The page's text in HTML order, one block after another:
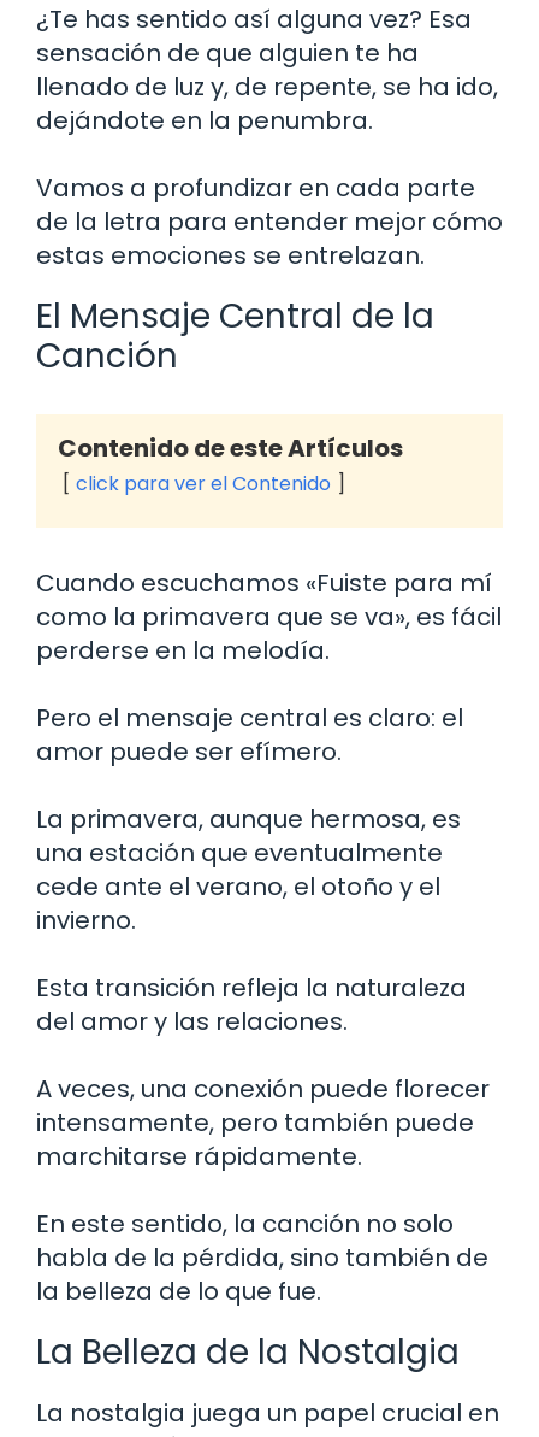
¿Te has sentido así alguna vez? Esa
sensación de que alguien te ha
llenado de luz y, de repente, se ha ido,
dejándote en la penumbra.
Vamos a profundizar en cada parte
de la letra para entender mejor cómo
estas emociones se entrelazan.
El Mensaje Central de la
Canción
Contenido de este Artículos
click para ver el Contenido
Cuando escuchamos «Fuiste para mí
como la primavera que se va», es fácil
perderse en la melodía.
Pero el mensaje central es claro: el
amor puede ser efímero.
La primavera, aunque hermosa, es
una estación que eventualmente
cede ante el verano, el otoño y el
invierno.
Esta transición refleja la naturaleza
del amor y las relaciones.
A veces, una conexión puede florecer
intensamente, pero también puede
marchitarse rápidamente.
En este sentido, la canción no solo
habla de la pérdida, sino también de
la belleza de lo que fue.
La Belleza de la Nostalgia
La nostalgia juega un papel crucial en